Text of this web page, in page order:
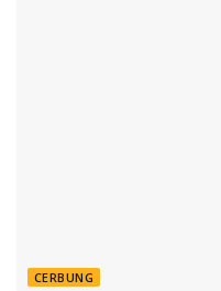
CERBUNG